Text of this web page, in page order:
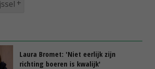
Laura Bromet: 'Niet eerlijk zijn
richting boeren is kwalijk'